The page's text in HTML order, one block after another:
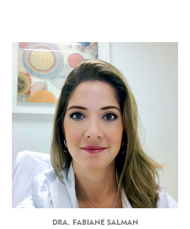
DRA. FABIANE SALMAN